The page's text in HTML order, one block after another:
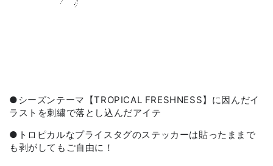
●シーズンテーマ【TROPICAL FRESHNESS】に因んだイ
ラストを刺繍で落とし込んだアイテ
●トロピカルなプライスタグのステッカーは貼ったままで
も剥がしてもご自由に！